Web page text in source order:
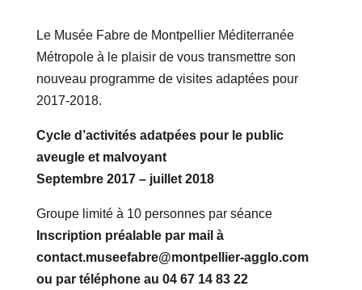
Le Musée Fabre de Montpellier Méditerranée
Métropole à le plaisir de vous transmettre son
nouveau programme de visites adaptées pour
2017-2018.
Cycle d’activités adatpées pour le public
aveugle et malvoyant
Septembre 2017 – juillet 2018
Groupe limité à 10 personnes par séance
Inscription préalable par mail à
contact.museefabre@montpellier-agglo.com
ou par téléphone au 04 67 14 83 22